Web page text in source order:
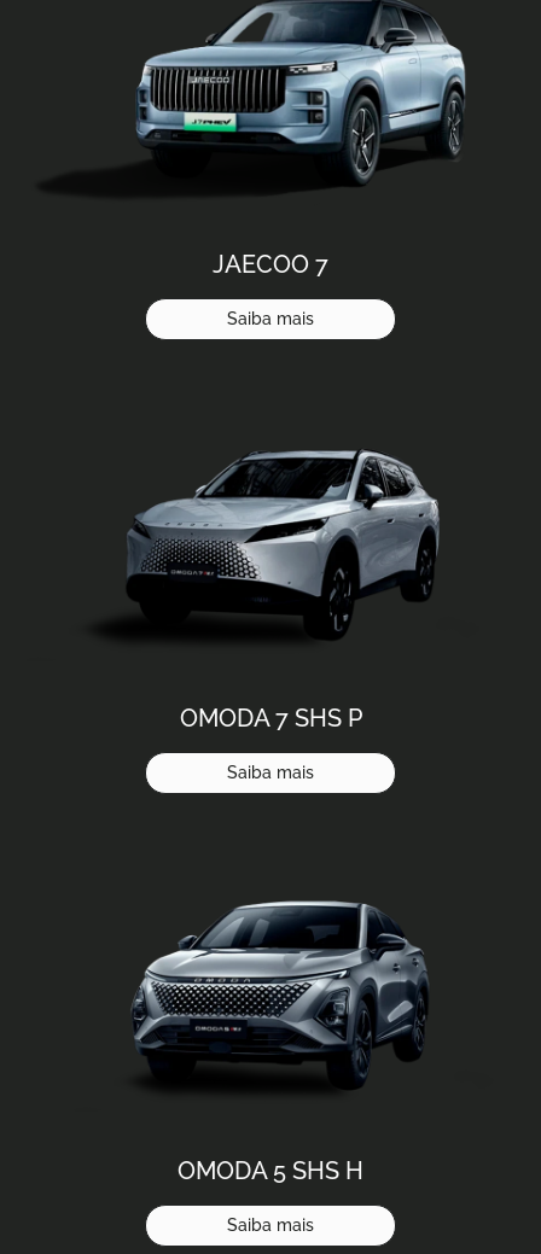
JAECOO 7
Saiba mais
OMODA 7 SHS P
Saiba mais
OMODA 5 SHS H
Saiba mais